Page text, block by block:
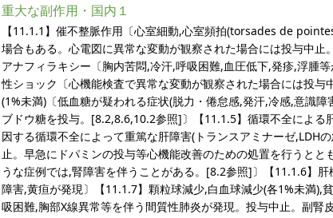
重大な副作用・国内１
【11.1.1】催不整脈作用〔心室細動,心室頻拍(torsades de
場合もある。心電図に異常な変動が観察された場合には投与中
アナフィラキシー〔胸内苦悶,冷汗,呼吸困難,血圧低下,発疹,浮腫
性ショック〔心機能検査で異常な変動が観察された場合には投
(1%未満)〔低血糖が疑われる症状(脱力・倦怠感,発汗,冷感,意識
ブドウ糖を投与。[8.2,8.6,10.2参照]〕【11.1.5】循環不全による
因する循環不全によって重篤な肝障害(トランスアミナーゼ,LDH
止。早急にドパミンの投与等心機能改善のための処置を行うと
うな症例では,腎障害を伴うことがある。[8.2参照]〕【11.1.6】
障害,黄疸が発現〕【11.1.7】顆粒球減少,白血球減少(各1%未満),
吸困難,胸部X線異常等を伴う間質性肺炎が発現。投与中止。副腎